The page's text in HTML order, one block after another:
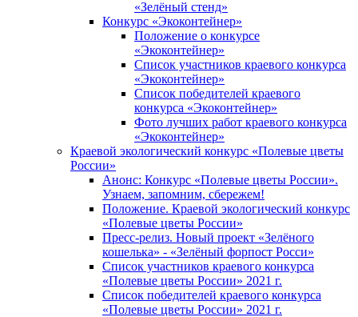
«Зелёный стенд»
Конкурс «Экоконтейнер»
Положение о конкурсе
«Экоконтейнер»
Список участников краевого конкурса
«Экоконтейнер»
Список победителей краевого
конкурса «Экоконтейнер»
Фото лучших работ краевого конкурса
«Экоконтейнер»
Краевой экологический конкурс «Полевые цветы
России»
Анонс: Конкурс «Полевые цветы России».
Узнаем, запомним, сбережем!
Положение. Краевой экологический конкурс
«Полевые цветы России»
Пресс-релиз. Новый проект «Зелёного
кошелька» - «Зелёный форпост Росси»
Список участников краевого конкурса
«Полевые цветы России» 2021 г.
Список победителей краевого конкурса
«Полевые цветы России» 2021 г.